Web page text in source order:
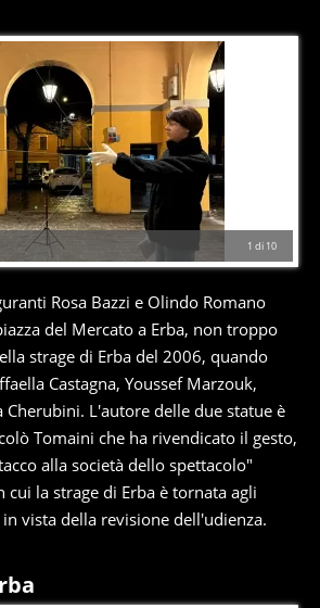
1 di 10
Rosa Bazzi e Olindo Romano
del Mercato a Erba, non troppo
strage di Erba del 2006, quando
Castagna, Youssef Marzouk,
Cherubini. L'autore delle due statue è
Tomaini che ha rivendicato il gesto,
alla società dello spettacolo"
la strage di Erba è tornata agli
vista della revisione dell'udienza.